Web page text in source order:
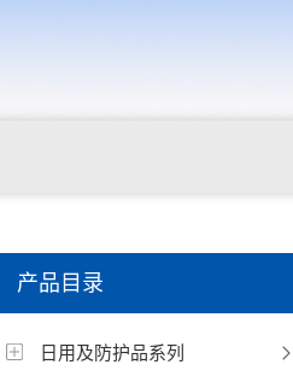
纺织，服装面料，拉链，
电缆，包装材料，箱包等行业
产品目录
日用及防护品系列